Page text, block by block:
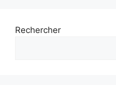
Rechercher